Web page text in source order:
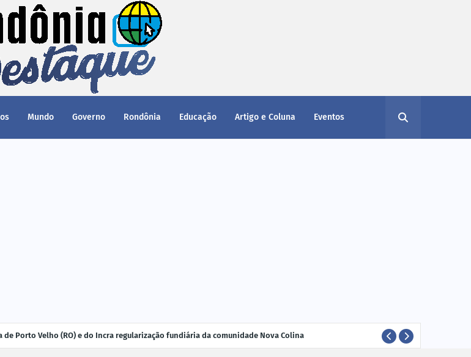
Mundo Governo Rondônia Educação Artigo e Coluna Eventos
de Porto Velho (RO) e do Incra regularização fundiária da comunidade Nova Colina